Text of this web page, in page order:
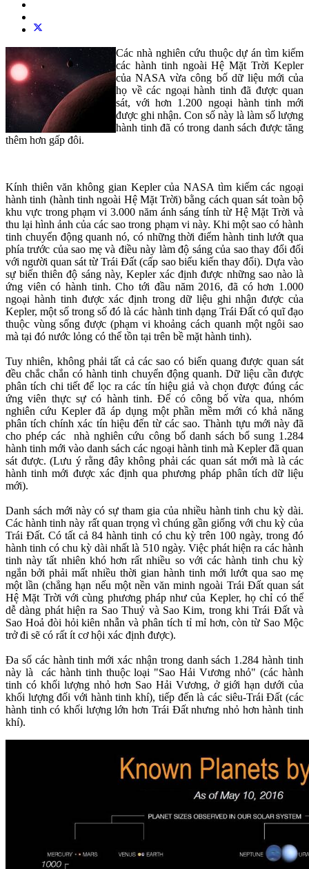
Các nhà nghiên cứu thuộc dự án tìm kiếm
các hành tinh ngoài Hệ Mặt Trời Kepler
của NASA vừa công bố dữ liệu mới của
họ về các ngoại hành tinh đã được quan
sát, với hơn 1.200 ngoại hành tinh mới
được ghi nhận. Con số này là làm số lượng
hành tinh đã có trong danh sách được tăng
thêm hơn gấp đôi.
Kính thiên văn không gian Kepler của NASA tìm kiếm các ngoại
hành tinh (hành tinh ngoài Hệ Mặt Trời) bằng cách quan sát toàn bộ
khu vực trong phạm vi 3.000 năm ánh sáng tính từ Hệ Mặt Trời và
thu lại hình ảnh của các sao trong phạm vi này. Khi một sao có hành
tinh chuyển động quanh nó, có những thời điểm hành tinh lướt qua
phía trước của sao mẹ và điều này làm độ sáng của sao thay đổi đối
với người quan sát từ Trái Đất (cấp sao biểu kiến thay đổi). Dựa vào
sự biến thiên độ sáng này, Kepler xác định được những sao nào là
ứng viên có hành tinh. Cho tới đầu năm 2016, đã có hơn 1.000
ngoại hành tinh được xác định trong dữ liệu ghi nhận được của
Kepler, một số trong số đó là các hành tinh dạng Trái Đất có quĩ đạo
thuộc vùng sống được (phạm vi khoảng cách quanh một ngôi sao
mà tại đó nước lỏng có thể tồn tại trên bề mặt hành tinh).
Tuy nhiên, không phải tất cả các sao có biến quang được quan sát
đều chắc chắn có hành tinh chuyển động quanh. Dữ liệu cần được
phân tích chi tiết để lọc ra các tín hiệu giả và chọn được đúng các
ứng viên thực sự có hành tinh. Để có công bố vừa qua, nhóm
nghiên cứu Kepler đã áp dụng một phần mềm mới có khả năng
phân tích chính xác tín hiệu đến từ các sao. Thành tựu mới này đã
cho phép các nhà nghiên cứu công bố danh sách bổ sung 1.284
hành tinh mới vào danh sách các ngoại hành tinh mà Kepler đã quan
sát được. (Lưu ý rằng đây không phải các quan sát mới mà là các
hành tinh mới được xác định qua phương pháp phân tích dữ liệu
mới).
Danh sách mới này có sự tham gia của nhiều hành tinh chu kỳ dài.
Các hành tinh này rất quan trọng vì chúng gần giống với chu kỳ của
Trái Đất. Có tất cả 84 hành tinh có chu kỳ trên 100 ngày, trong đó
hành tinh có chu kỳ dài nhất là 510 ngày. Việc phát hiện ra các hành
tinh này tất nhiên khó hơn rất nhiều so với các hành tinh chu kỳ
ngắn bởi phải mất nhiều thời gian hành tinh mới lướt qua sao mẹ
một lần (chẳng hạn nếu một nền văn minh ngoài Trái Đất quan sát
Hệ Mặt Trời với cùng phương pháp như của Kepler, họ chỉ có thể
dễ dàng phát hiện ra Sao Thuỷ và Sao Kim, trong khi Trái Đất và
Sao Hoả đòi hỏi kiên nhẫn và phân tích tỉ mỉ hơn, còn từ Sao Mộc
trở đi sẽ có rất ít cơ hội xác định được).
Đa số các hành tinh mới xác nhận trong danh sách 1.284 hành tinh
này là các hành tinh thuộc loại "Sao Hải Vương nhỏ" (các hành
tinh có khối lượng nhỏ hơn Sao Hải Vương, ở giới hạn dưới của
khối lượng đối với hành tinh khí), tiếp đến là các siêu-Trái Đất (các
hành tinh có khối lượng lớn hơn Trái Đất nhưng nhỏ hơn hành tinh
khí).